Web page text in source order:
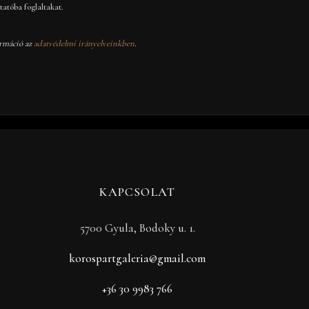
foglaltakat.
azadatvédelmi irányelveinkben.
KAPCSOLAT
5700 Gyula, Bodoky u. 1.
korospartgaleria@gmail.com
+36 30 9983 766